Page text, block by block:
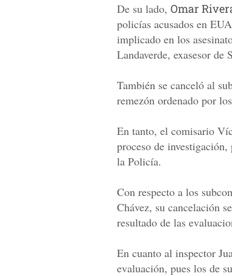
De su lado, Omar
policías acusados en
implicado en los
Landaverde, exasesor de
También se canceló al
remezón ordenado por
En tanto, el comisario
proceso de
la Policía.
Con respecto a los
Chávez, su cancelación
resultado de las
En cuanto al inspector
evaluación, pues los de